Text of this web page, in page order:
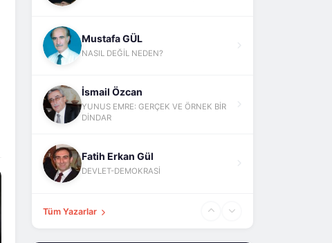
Mustafa GÜL
NASIL DEĞİL NEDEN?
İsmail Özcan
YUNUS EMRE: GERÇEK VE ÖRNEK BİR
DİNDAR
Fatih Erkan Gül
DEVLET-DEMOKRASİ
Tüm Yazarlar